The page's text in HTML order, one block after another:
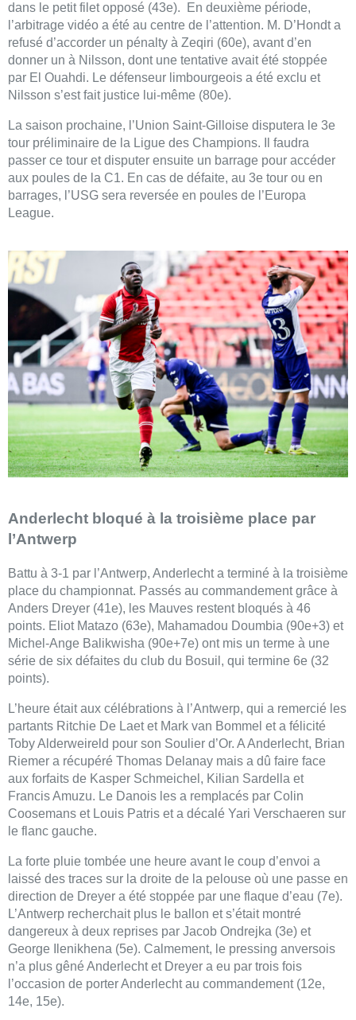
dans le petit filet opposé (43e). En deuxième période,
l’arbitrage vidéo a été au centre de l’attention. M. D’Hondt a
refusé d’accorder un pénalty à Zeqiri (60e), avant d’en
donner un à Nilsson, dont une tentative avait été stoppée
par El Ouahdi. Le défenseur limbourgeois a été exclu et
Nilsson s’est fait justice lui-même (80e).
La saison prochaine, l’Union Saint-Gilloise disputera le 3e
tour préliminaire de la Ligue des Champions. Il faudra
passer ce tour et disputer ensuite un barrage pour accéder
aux poules de la C1. En cas de défaite, au 3e tour ou en
barrages, l’USG sera reversée en poules de l’Europa
League.
Anderlecht bloqué à la troisième place par
l’Antwerp
Battu à 3-1 par l’Antwerp, Anderlecht a terminé à la troisième
place du championnat. Passés au commandement grâce à
Anders Dreyer (41e), les Mauves restent bloqués à 46
points. Eliot Matazo (63e), Mahamadou Doumbia (90e+3) et
Michel-Ange Balikwisha (90e+7e) ont mis un terme à une
série de six défaites du club du Bosuil, qui termine 6e (32
points).
L’heure était aux célébrations à l’Antwerp, qui a remercié les
partants Ritchie De Laet et Mark van Bommel et a félicité
Toby Alderweireld pour son Soulier d’Or. A Anderlecht, Brian
Riemer a récupéré Thomas Delanay mais a dû faire face
aux forfaits de Kasper Schmeichel, Kilian Sardella et
Francis Amuzu. Le Danois les a remplacés par Colin
Coosemans et Louis Patris et a décalé Yari Verschaeren sur
le flanc gauche.
La forte pluie tombée une heure avant le coup d’envoi a
laissé des traces sur la droite de la pelouse où une passe en
direction de Dreyer a été stoppée par une flaque d’eau (7e).
L’Antwerp recherchait plus le ballon et s’était montré
dangereux à deux reprises par Jacob Ondrejka (3e) et
George Ilenikhena (5e). Calmement, le pressing anversois
n’a plus gêné Anderlecht et Dreyer a eu par trois fois
l’occasion de porter Anderlecht au commandement (12e,
14e, 15e).